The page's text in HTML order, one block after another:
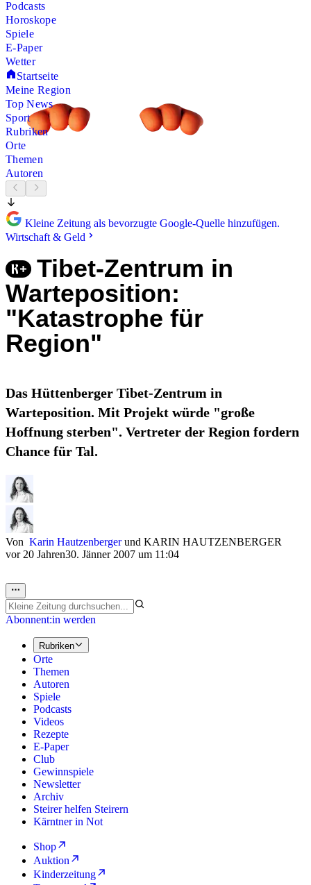
Podcasts
Horoskope
Spiele
E-Paper
Wetter
Startseite
Meine Region
Top News
Sport
Rubriken
Orte
Themen
Autoren
Kleine Zeitung als bevorzugte Google-Quelle hinzufügen.
Wirtschaft & Geld
Tibet-Zentrum in
Warteposition:
"Katastrophe für
Region"
Das Hüttenberger Tibet-Zentrum in
Warteposition. Mit Projekt würde "große
Hoffnung sterben". Vertreter der Region fordern
Chance für Tal.
Von Karin Hautzenbergerund KARIN HAUTZENBERGER
vor 20 Jahren30. Jänner 2007 um 11:04
Abonnent:in werden
Rubriken
Orte
Themen
Autoren
Spiele
Podcasts
Videos
Rezepte
E-Paper
Club
Gewinnspiele
Newsletter
Archiv
Steirer helfen Steirern
Kärntner in Not
Shop
Auktion
Kinderzeitung